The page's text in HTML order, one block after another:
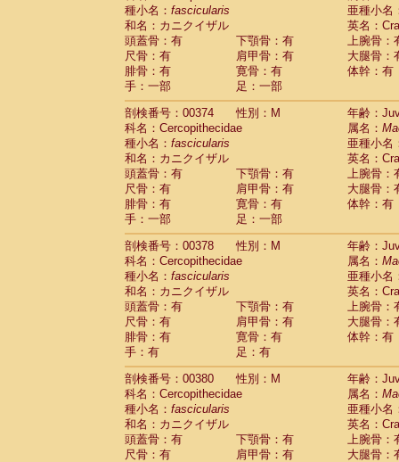
種小名： fascicularis
亜種小名
和名：カニクイザル
英名：
頭蓋骨：有
下顎骨：有
上腕骨：
尺骨：有
肩甲骨：有
大腿骨：
腓骨：有
寛骨：有
体幹：有
手：一部
足：一部
剖検番号：00374
性別：M
年齢：
科名：Cercopithecidae
属名：
種小名： fascicularis
亜種小名
和名：カニクイザル
英名：
頭蓋骨：有
下顎骨：有
上腕骨：
尺骨：有
肩甲骨：有
大腿骨：
腓骨：有
寛骨：有
体幹：有
手：一部
足：一部
剖検番号：00378
性別：M
年齢：
科名：Cercopithecidae
属名：
種小名： fascicularis
亜種小名
和名：カニクイザル
英名：
頭蓋骨：有
下顎骨：有
上腕骨：
尺骨：有
肩甲骨：有
大腿骨：
腓骨：有
寛骨：有
体幹：有
手：有
足：有
剖検番号：00380
性別：M
年齢：
科名：Cercopithecidae
属名：
種小名： fascicularis
亜種小名
和名：カニクイザル
英名：
頭蓋骨：有
下顎骨：有
上腕骨：
尺骨：有
肩甲骨：有
大腿骨：